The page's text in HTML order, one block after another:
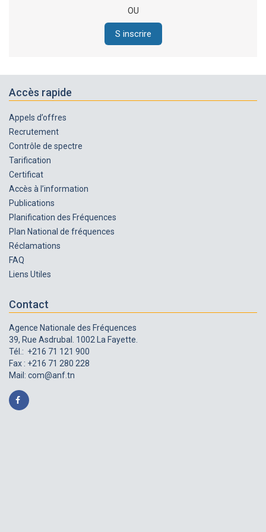
OU
S inscrire
Accès rapide
Appels d’offres
Recrutement
Contrôle de spectre
Tarification
Certificat
Accès à l’information
Publications
Planification des Fréquences
Plan National de fréquences
Réclamations
FAQ
Liens Utiles
Contact
Agence Nationale des Fréquences
39, Rue Asdrubal. 1002 La Fayette.
Tél.: +216 71 121 900
Fax : +216 71 280 228
Mail: com@anf.tn